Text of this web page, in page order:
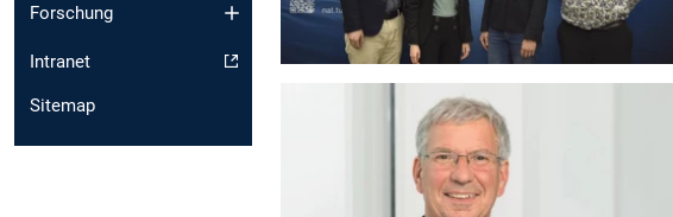
Forschung
Intranet
Sitemap